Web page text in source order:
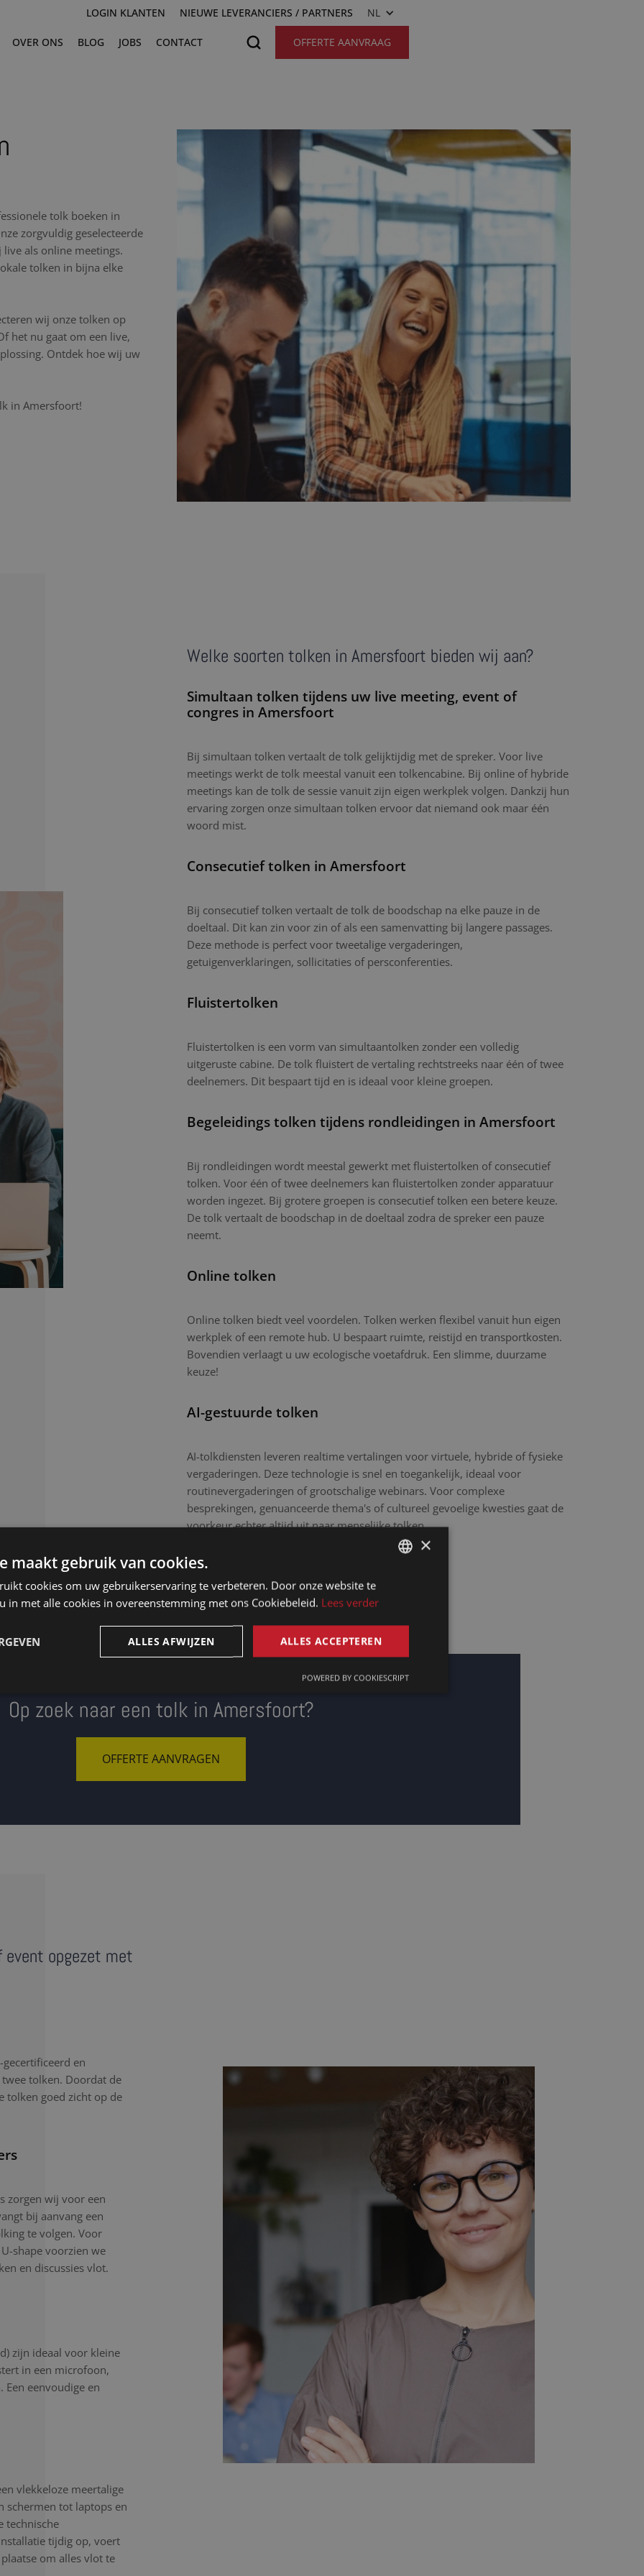
LOGIN KLANTEN NIEUWE LEVERANCIERS / PARTNERS NL
OVER ONS BLOG JOBS CONTACT OFFERTE AANVRAAG
tolk boeken in
zorgvuldig geselecteerde
als online meetings.
tolken in bijna elke
wij onze tolken op
het nu gaat om een live,
Ontdek hoe wij uw
in Amersfoort!
Welke soorten tolken in Amersfoort bieden wij aan?
Simultaan tolken tijdens uw live meeting, event of
congres in Amersfoort
Bij simultaan tolken vertaalt de tolk gelijktijdig met de spreker. Voor live
meetings werkt de tolk meestal vanuit een tolkencabine. Bij online of hybride
meetings kan de tolk de sessie vanuit zijn eigen werkplek volgen. Dankzij hun
ervaring zorgen onze simultaan tolken ervoor dat niemand ook maar één
woord mist.
Consecutief tolken in Amersfoort
Bij consecutief tolken vertaalt de tolk de boodschap na elke pauze in de
doeltaal. Dit kan zin voor zin of als een samenvatting bij langere passages.
Deze methode is perfect voor tweetalige vergaderingen,
getuigenverklaringen, sollicitaties of persconferenties.
Fluistertolken
Fluistertolken is een vorm van simultaantolken zonder een volledig
uitgeruste cabine. De tolk fluistert de vertaling rechtstreeks naar één of twee
deelnemers. Dit bespaart tijd en is ideaal voor kleine groepen.
Begeleidings tolken tijdens rondleidingen in Amersfoort
Bij rondleidingen wordt meestal gewerkt met fluistertolken of consecutief
tolken. Voor één of twee deelnemers kan fluistertolken zonder apparatuur
worden ingezet. Bij grotere groepen is consecutief tolken een betere keuze.
De tolk vertaalt de boodschap in de doeltaal zodra de spreker een pauze
neemt.
Online tolken
Online tolken biedt veel voordelen. Tolken werken flexibel vanuit hun eigen
werkplek of een remote hub. U bespaart ruimte, reistijd en transportkosten.
Bovendien verlaagt u uw ecologische voetafdruk. Een slimme, duurzame
keuze!
AI-gestuurde tolken
AI-tolkdiensten leveren realtime vertalingen voor virtuele, hybride of fysieke
vergaderingen. Deze technologie is snel en toegankelijk, ideaal voor
routinevergaderingen of grootschalige webinars. Voor complexe
besprekingen, genuanceerde thema's of cultureel gevoelige kwesties gaat de
voorkeur echter altijd uit naar menselijke tolken.
Op zoek naar een tolk in Amersfoort?
OFFERTE AANVRAGEN
opgezet met
gecertificeerd en
tolken. Doordat de
tolken goed zicht op de
zorgen wij voor een
bij aanvang een
te volgen. Voor
shape voorzien we
en discussies vlot.
zijn ideaal voor kleine
in een microfoon,
eenvoudige en
vlekkeloze meertalige
schermen tot laptops en
technische
tijdig op, voert
om alles vlot te
FRENCH
ENGLISH
×
maakt gebruik van cookies.
cookies om uw gebruikerservaring te verbeteren. Door onze website te
in met alle cookies in overeenstemming met ons Cookiebeleid. Lees verder
ALLES ACCEPTEREN
ALLES AFWIJZEN
POWERED BY COOKIESCRIPT